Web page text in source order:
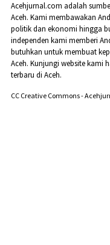
Acehjurnal.com adalah
Aceh. Kami membawakan
politik dan ekonomi hingga
independen kami memberi
butuhkan untuk membuat
Aceh. Kunjungi website kami
terbaru di Aceh.
CC Creative Commons -